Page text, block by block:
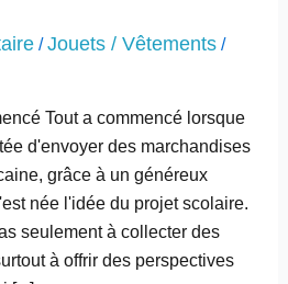
/Jouets / Vêtements/
Tout a commencé lorsque
d'envoyer des marchandises
grâce à un généreux
née l'idée du projet scolaire.
seulement à collecter des
à offrir des perspectives